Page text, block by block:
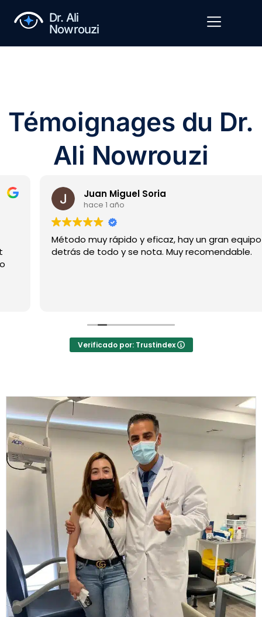
Dr. Ali
Nowrouzi
Témoignages du Dr.
Ali Nowrouzi
Juan Miguel Soria
hace 1 año
Método muy rápido y eficaz, hay un gran equipo
detrás de todo y se nota. Muy recomendable.
Verificado por: Trustindex